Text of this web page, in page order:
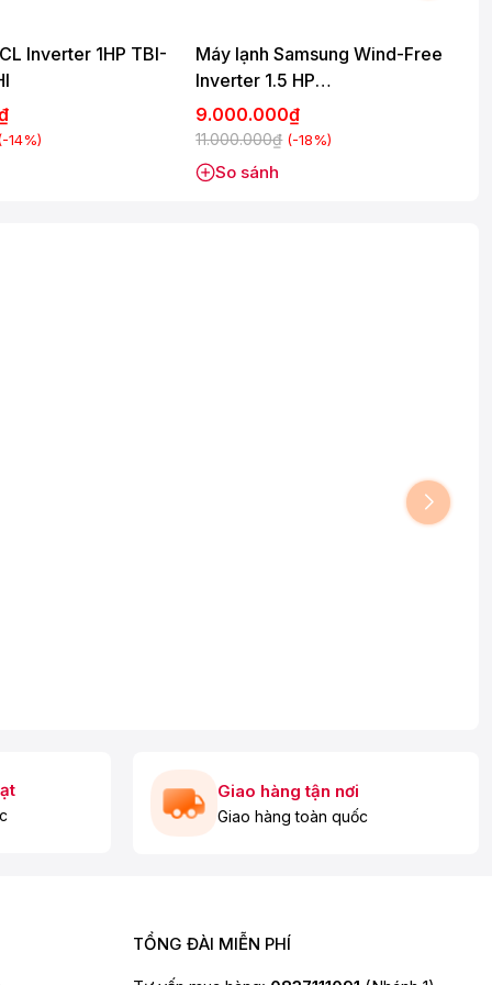
Inverter 1HP TBI-
14%)
Máy lạnh Samsung Wind-Free
Inverter 1.5 HP
AR70H13D1BWNSV
9.000.000₫
11.000.000₫ (-18%)
So sánh
Giao hàng tận nơi
Giao hàng toàn quốc
TỔNG ĐÀI MIỄN PHÍ